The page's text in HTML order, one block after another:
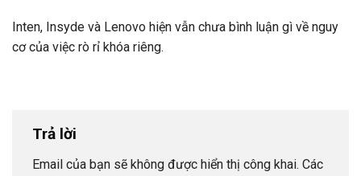
Inten, Insyde và Lenovo hiện vẫn chưa bình luận gì về nguy
cơ của việc rò rỉ khóa riêng.
Trả lời
Email của bạn sẽ không được hiển thị công khai. Các